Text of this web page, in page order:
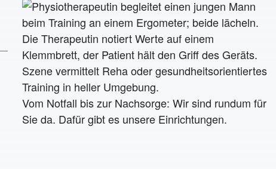
Vom Notfall bis zur Nachsorge: Wir sind rundum für
Sie da. Dafür gibt es unsere Einrichtungen.